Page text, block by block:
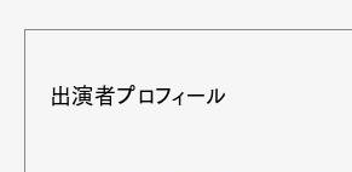
出演者プロフィール